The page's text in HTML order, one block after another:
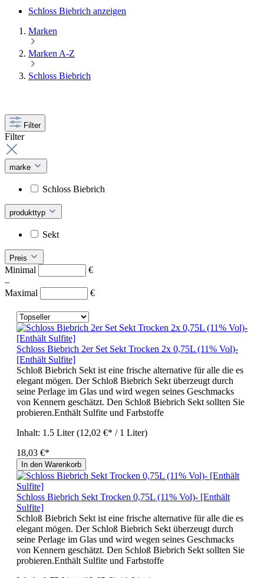
Schloss Biebrich anzeigen
Marken
Marken A-Z
Schloss Biebrich
Filter
Filter
marke
Schloss Biebrich
produkttyp
Sekt
Preis
Minimal
€
–
Maximal
€
Schloss Biebrich 2er Set Sekt Trocken 2x 0,75L (11% Vol)-
[Enthält Sulfite]
Schloß Biebrich Sekt ist eine frische alternative für alle die es
elegant mögen. Der Schloß Biebrich Sekt überzeugt durch
seine Perlage im Glas und wird wegen seines Geschmacks
von Kennern geschätzt. Den Schloß Biebrich Sekt sollten Sie
probieren.Enthält Sulfite und Farbstoffe
Inhalt: 1.5 Liter(12,02 €* / 1 Liter)
18,03 €*
In den Warenkorb
Schloss Biebrich Sekt Trocken 0,75L (11% Vol)- [Enthält
Sulfite]
Schloß Biebrich Sekt ist eine frische alternative für alle die es
elegant mögen. Der Schloß Biebrich Sekt überzeugt durch
seine Perlage im Glas und wird wegen seines Geschmacks
von Kennern geschätzt. Den Schloß Biebrich Sekt sollten Sie
probieren.Enthält Sulfite und Farbstoffe